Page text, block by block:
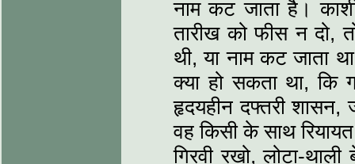
नाम कट जाता है।
तारीख को फीस न दो,
थी, या नाम कट जाता
क्या हो सकता था, कि
हृदयहीन दफ्तरी शासन,
वह किसी के साथ
गिरवी रखो, लोटा-